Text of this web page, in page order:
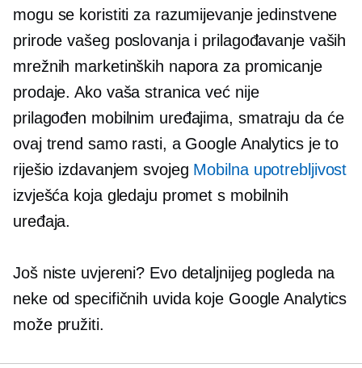
mogu se koristiti za razumijevanje jedinstvene
prirode vašeg poslovanja i prilagođavanje vaših
mrežnih marketinških napora za promicanje
prodaje. Ako vaša stranica već nije
prilagođen mobilnim uređajima, smatraju da će
ovaj trend samo rasti, a Google Analytics je to
riješio izdavanjem svojeg Mobilna upotrebljivost
izvješća koja gledaju promet s mobilnih
uređaja.
Još niste uvjereni? Evo detaljnijeg pogleda na
neke od specifičnih uvida koje Google Analytics
može pružiti.